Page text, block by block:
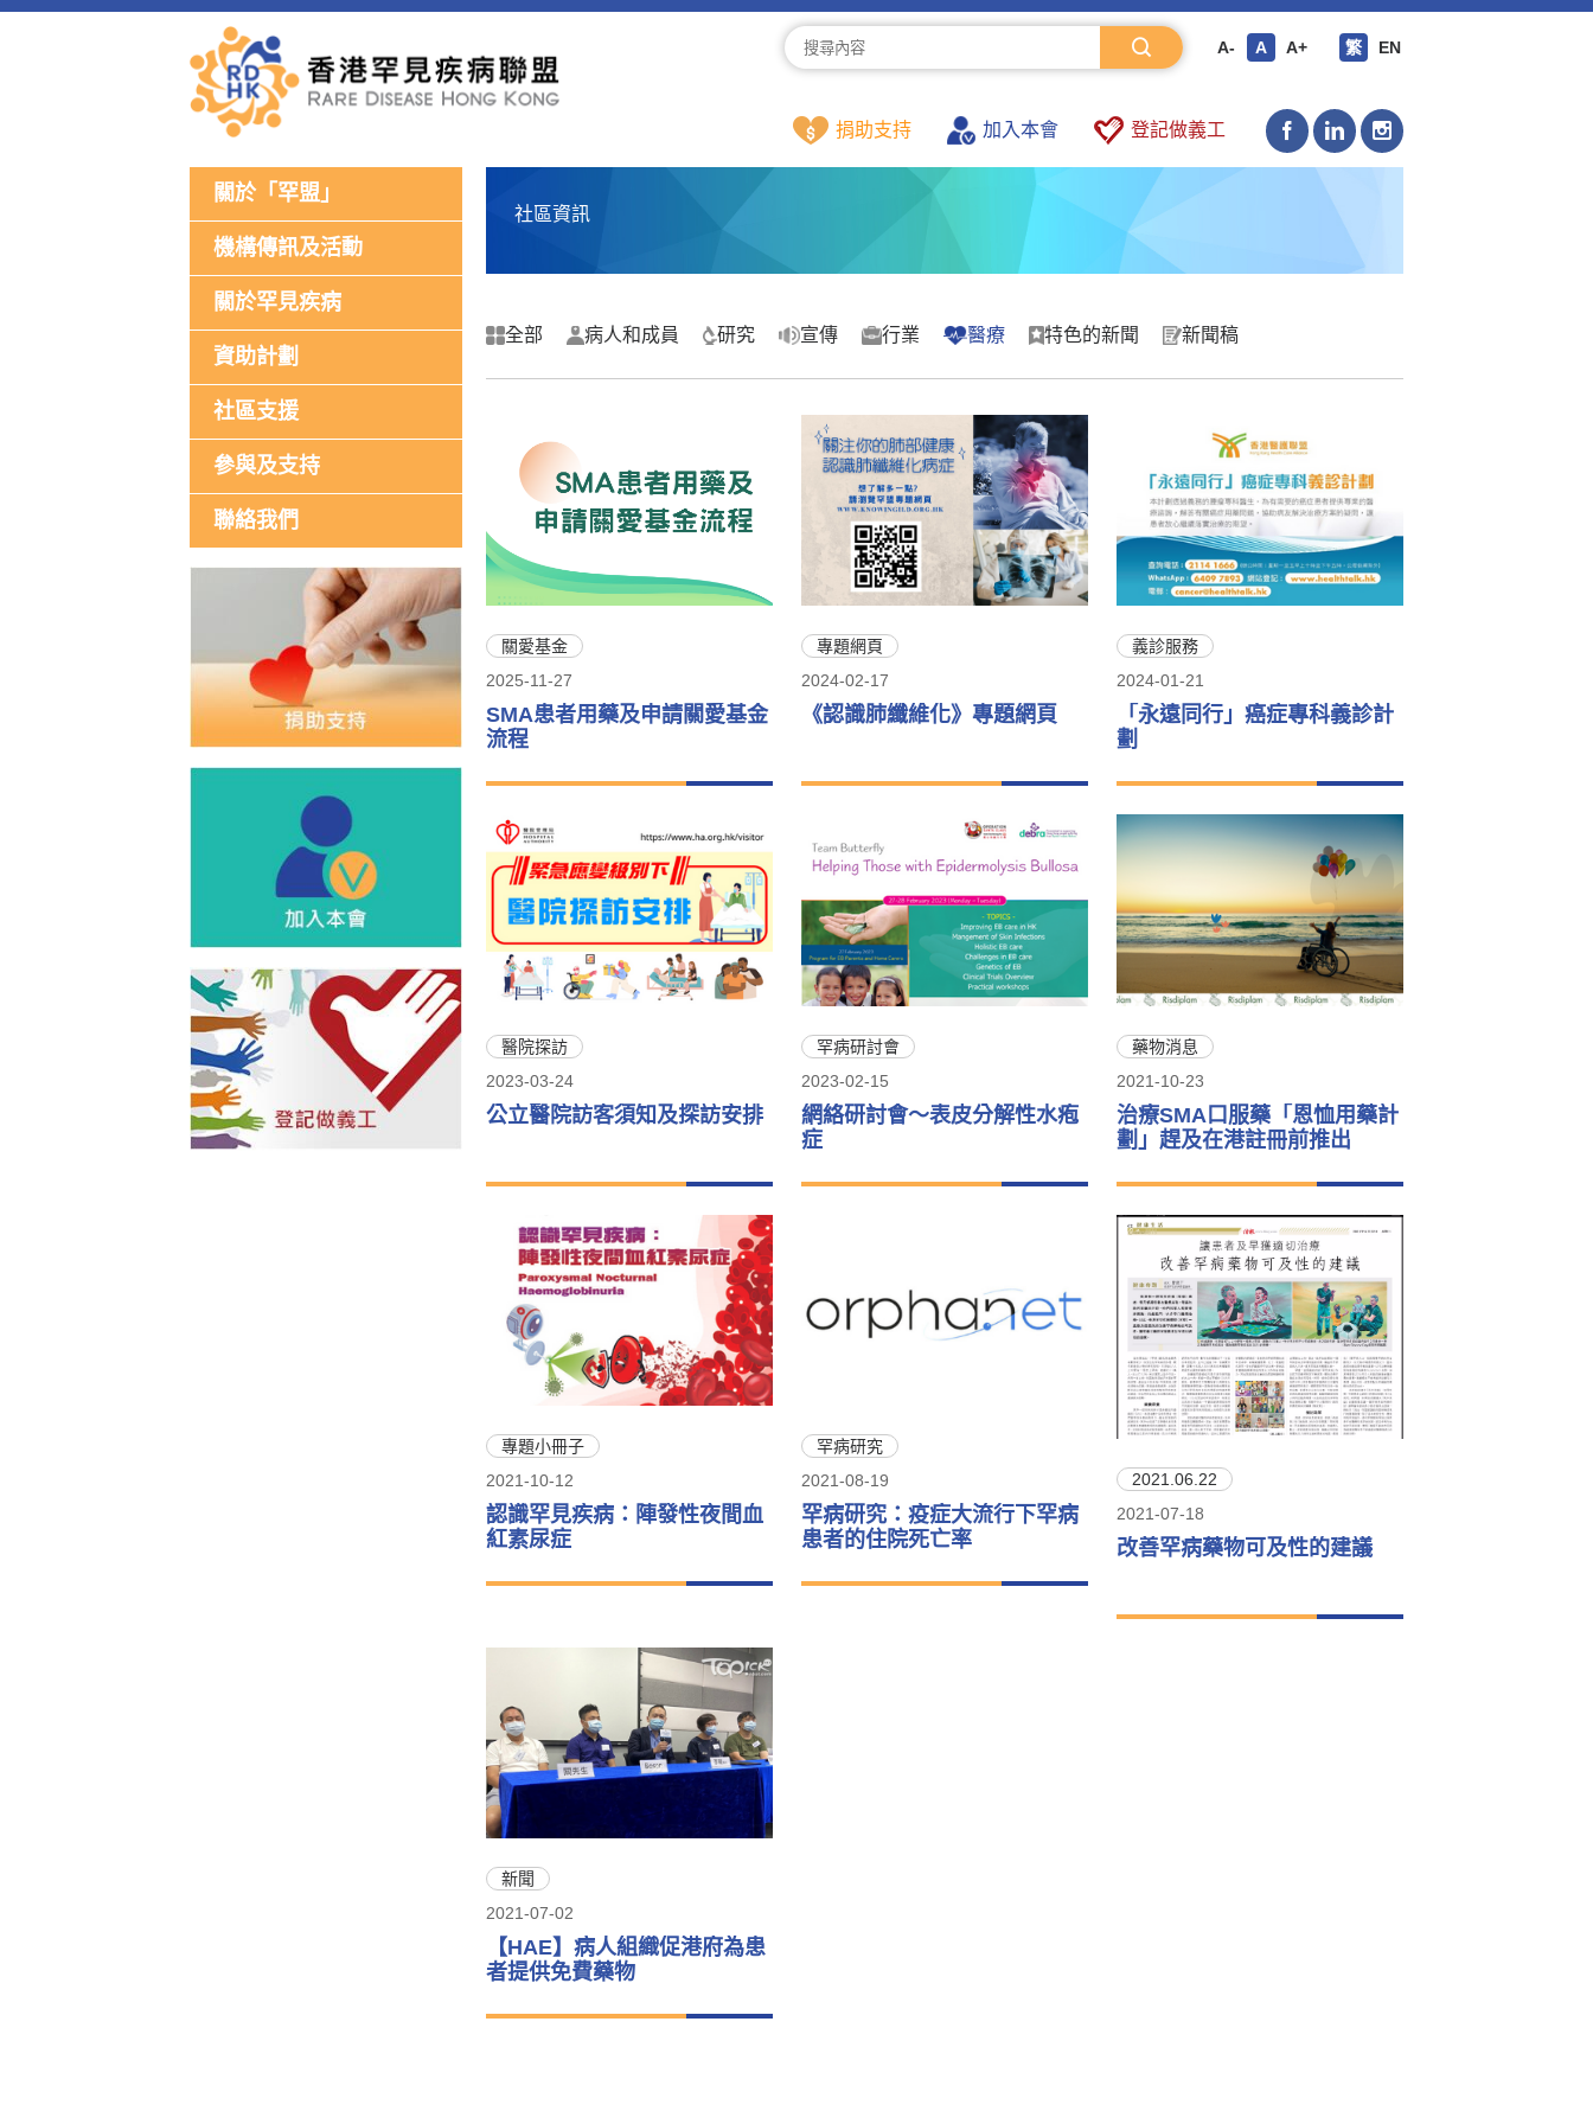
A- A A+ 繁 EN
捐助支持 加入本會 登記做義工
關於「罕盟」
機構傳訊及活動
關於罕見疾病
資助計劃
社區支援
參與及支持
聯絡我們
社區資訊
全部 病人和成員 研究 宣傳 行業 醫療 特色的新聞 新聞稿
關愛基金
2025-11-27
SMA患者用藥及申請關愛基金
流程
專題網頁
2024-02-17
《認識肺纖維化》專題網頁
義診服務
2024-01-21
「永遠同行」癌症專科義診計
劃
醫院探訪
2023-03-24
公立醫院訪客須知及探訪安排
罕病研討會
2023-02-15
網絡研討會～表皮分解性水疱
症
藥物消息
2021-10-23
治療SMA口服藥「恩恤用藥計
劃」趕及在港註冊前推出
專題小冊子
2021-10-12
認識罕見疾病：陣發性夜間血
紅素尿症
罕病研究
2021-08-19
罕病研究：疫症大流行下罕病
患者的住院死亡率
2021.06.22
2021-07-18
改善罕病藥物可及性的建議
新聞
2021-07-02
【HAE】病人組織促港府為患
者提供免費藥物